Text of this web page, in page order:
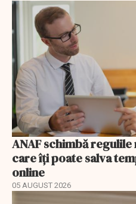
ANAF schimbă
care îți poate salva
online
05 AUGUST 2026